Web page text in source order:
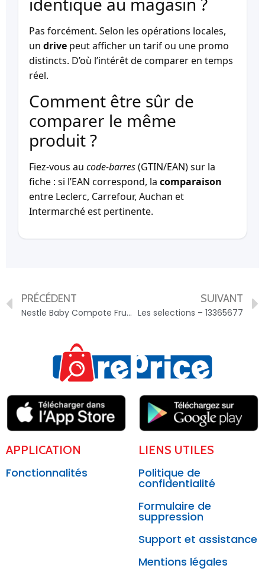
Pas forcément. Selon les opérations locales,
un drive peut afficher un tarif ou une promo
distincts. D’où l’intérêt de comparer en temps
réel.
Comment être sûr de
comparer le même
produit ?
Fiez-vous au code-barres(GTIN/EAN) sur la
fiche : si l’EAN correspond, la comparaison
entre Leclerc, Carrefour, Auchan et
Intermarché est pertinente.
PRÉCÉDENT
Nestle Baby Compote Fruit Jardin Pot 4X100G – 7613031964437
SUIVANT
Les selections – 13365677
APPLICATION
Fonctionnalités
LIENS UTILES
Politique de
confidentialité
Formulaire de
suppression
Support et assistance
Mentions légales